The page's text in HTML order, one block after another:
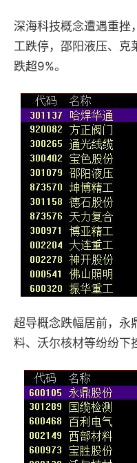
深海科技概念遭遇重挫
工跌停，邵阳液压、克
跌超9%。
超导概念跌幅居前，永
料、沃尔核材等纷纷下